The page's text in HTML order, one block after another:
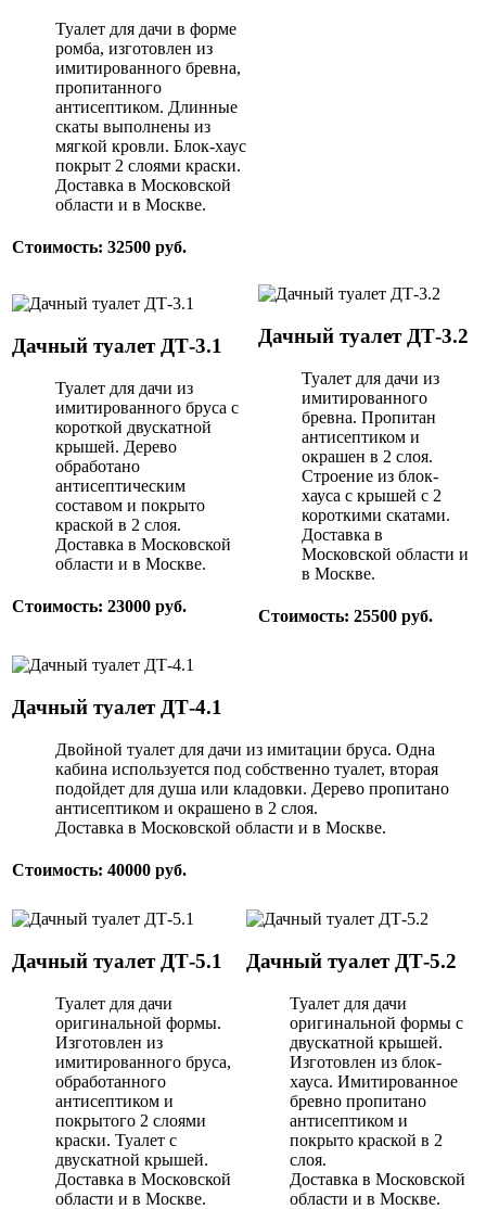
Туалет для дачи в форме
ромба, изготовлен из
имитированного бревна,
пропитанного
антисептиком. Длинные
скаты выполнены из
мягкой кровли. Блок-хаус
покрыт 2 слоями краски.
Доставка в Московской
области и в Москве.
Стоимость: 32500 руб.
Дачный туалет ДТ-3.1
Туалет для дачи из
имитированного бруса с
короткой двускатной
крышей. Дерево
обработано
антисептическим
составом и покрыто
краской в 2 слоя.
Доставка в Московской
области и в Москве.
Стоимость: 23000 руб.
Дачный туалет ДТ-3.2
Туалет для дачи из
имитированного
бревна. Пропитан
антисептиком и
окрашен в 2 слоя.
Строение из блок-
хауса с крышей с 2
короткими скатами.
Доставка в
Московской области и
в Москве.
Стоимость: 25500 руб.
Дачный туалет ДТ-4.1
Двойной туалет для дачи из имитации бруса. Одна
кабина используется под собственно туалет, вторая
подойдет для душа или кладовки. Дерево пропитано
антисептиком и окрашено в 2 слоя.
Доставка в Московской области и в Москве.
Стоимость: 40000 руб.
Дачный туалет ДТ-5.1
Туалет для дачи
оригинальной формы.
Изготовлен из
имитированного бруса,
обработанного
антисептиком и
покрытого 2 слоями
краски. Туалет с
двускатной крышей.
Доставка в Московской
области и в Москве.
Дачный туалет ДТ-5.2
Туалет для дачи
оригинальной формы с
двускатной крышей.
Изготовлен из блок-
хауса. Имитированное
бревно пропитано
антисептиком и
покрыто краской в 2
слоя.
Доставка в Московской
области и в Москве.